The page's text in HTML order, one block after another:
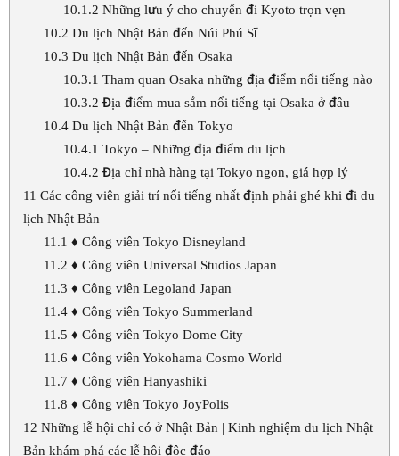
10.1.2 Những lưu ý cho chuyến đi Kyoto trọn vẹn
10.2 Du lịch Nhật Bản đến Núi Phú Sĩ
10.3 Du lịch Nhật Bản đến Osaka
10.3.1 Tham quan Osaka những địa điểm nổi tiếng nào
10.3.2 Địa điểm mua sắm nổi tiếng tại Osaka ở đâu
10.4Du lịch Nhật Bản đến Tokyo
10.4.1 Tokyo – Những địa điểm du lịch
10.4.2 Địa chỉ nhà hàng tại Tokyo ngon, giá hợp lý
11 Các công viên giải trí nổi tiếng nhất định phải ghé khi đi du
lịch Nhật Bản
11.1 ♦ Công viên Tokyo Disneyland
11.2 ♦ Công viên Universal Studios Japan
11.3 ♦ Công viên Legoland Japan
11.4♦ Công viên Tokyo Summerland
11.5 ♦ Công viên Tokyo Dome City
11.6 ♦ Công viên Yokohama Cosmo World
11.7 ♦ Công viên Hanyashiki
11.8 ♦ Công viên Tokyo JoyPolis
12 Những lễ hội chỉ có ở Nhật Bản | Kinh nghiệm du lịch Nhật
Bản khám phá các lễ hội độc đáo